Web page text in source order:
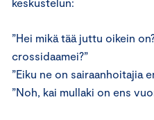
”Hei mikä tää juttu oikein
crossidaamei?”
”Eiku ne on sairaanhoitajia
”Noh, kai mullaki on ens